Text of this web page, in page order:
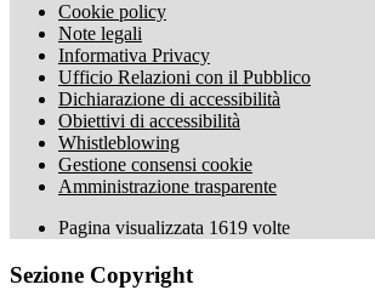
Cookie policy
Note legali
Informativa Privacy
Ufficio Relazioni con il Pubblico
Dichiarazione di accessibilità
Obiettivi di accessibilità
Whistleblowing
Gestione consensi cookie
Amministrazione trasparente
Pagina visualizzata 1619 volte
Sezione Copyright